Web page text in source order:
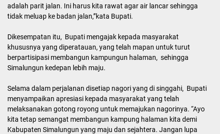
adalah parit jalan. Ini harus kita rawat agar air lancar sehingga
tidak meluap ke badan jalan,”kata Bupati.
Dikesempatan itu, Bupati mengajak kepada masyarakat
khususnya yang diperatauan, yang telah mapan untuk turut
berpartisipasi membangun kampungun halaman, sehingga
Simalungun kedepan lebih maju.
Selama dalam perjalanan disetiap nagori yang di singgahi, Bupati
menyampaikan apresiasi kepada masyarakat yang telah
melaksanakan gotong royong untuk memajukan nagorinya. “Ayo
kita tetap semangat membangun kampung halaman kita demi
Kabupaten Simalungun yang maju dan sejahtera. Jangan lupa